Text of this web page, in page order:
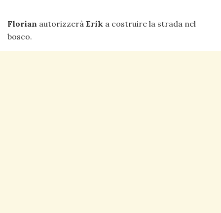
Florian autorizzerà Erik a costruire la strada nel
bosco.